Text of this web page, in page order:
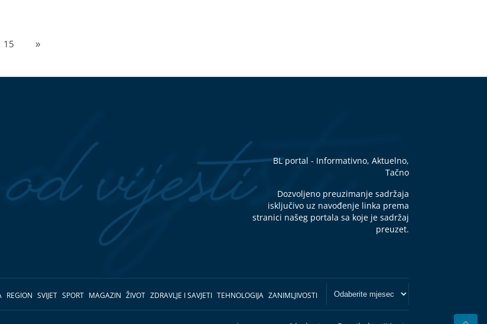
15 »
BL portal - Informativno, Aktuelno,
Tačno
Dozvoljeno preuzimanje sadržaja
isključivo uz navođenje linka prema
stranici našeg portala sa koje je sadržaj
preuzet.
REGION SVIJET SPORT MAGAZIN ŽIVOT ZDRAVLJE I SAVJETI TEHNOLOGIJA ZANIMLJIVOSTI